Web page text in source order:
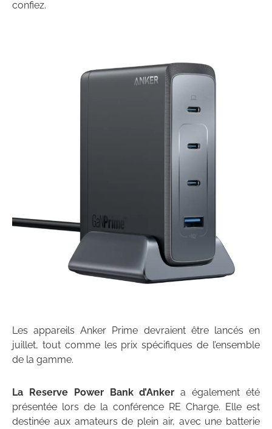
confiez.
Les appareils Anker Prime devraient être lancés en
juillet, tout comme les prix spécifiques de l’ensemble
de la gamme.
La Reserve Power Bank d’Anker a également été
présentée lors de la conférence RE Charge. Elle est
destinée aux amateurs de plein air, avec une batterie